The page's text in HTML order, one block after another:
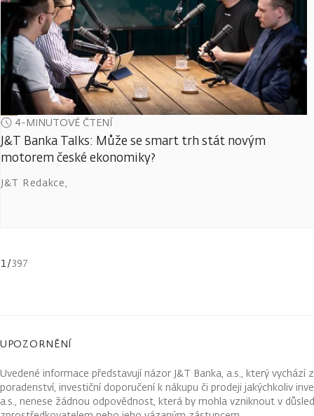
4-MINUTOVÉ ČTENÍ
J&T Banka Talks: Může se smart trh stát novým
motorem české ekonomiky?
J&T Redakce,
1/397
UPOZORNĚNÍ
Uvedené informace představují názor J&T Banka, a.s., který
poradenství, investiční doporučení k nákupu či prodeji jakýchkoliv
a.s., nenese žádnou odpovědnost, která by mohla vzniknout v